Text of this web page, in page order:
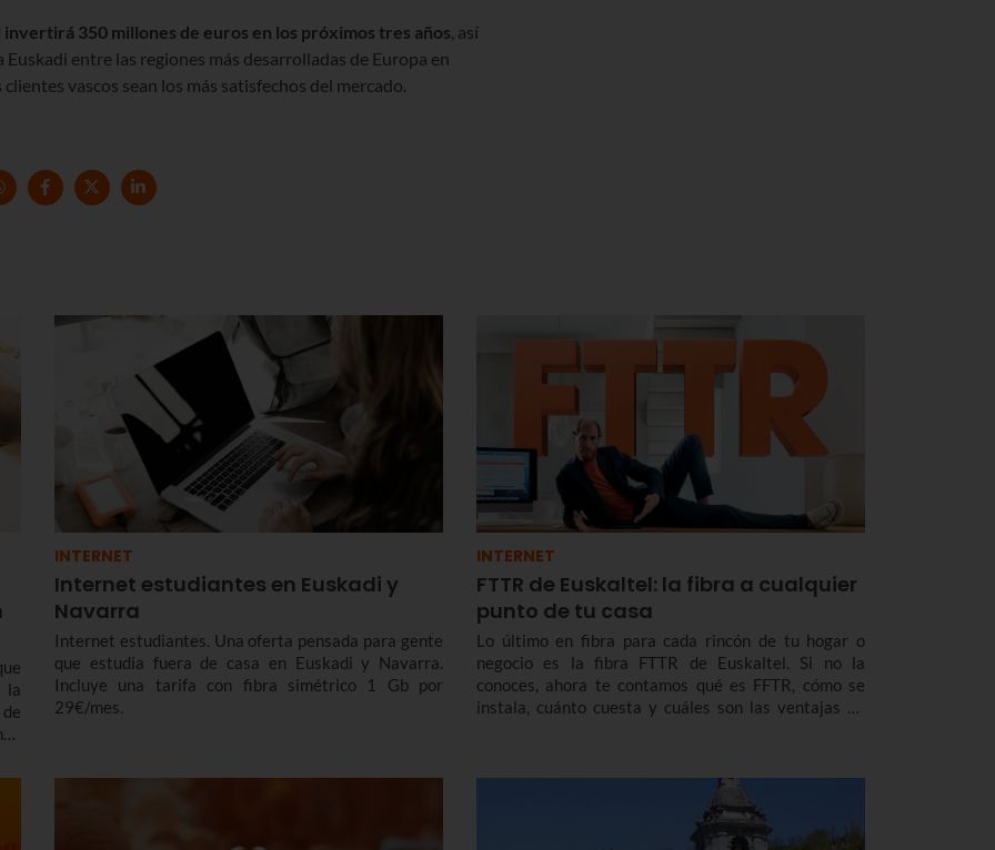
invertirá 350 millones de euros en los próximos tres años , así
entre las regiones más desarrolladas de Europa en
vascos sean los más satisfechos del mercado.
la
INTERNET
Internet estudiantes en Euskadi y
Navarra
Internet estudiantes. Una oferta pensada para gente
que estudia fuera de casa en Euskadi y Navarra.
Incluye una tarifa con fibra simétrico 1 Gb por
29€/mes.
INTERNET
FTTR de Euskaltel: la fibra a cualquier
punto de tu casa
Lo último en fibra para cada rincón de tu hogar o
negocio es la fibra FTTR de Euskaltel. Si no la
conoces, ahora te contamos qué es FFTR, cómo se
instala, cuánto cuesta y cuáles son las ventajas de